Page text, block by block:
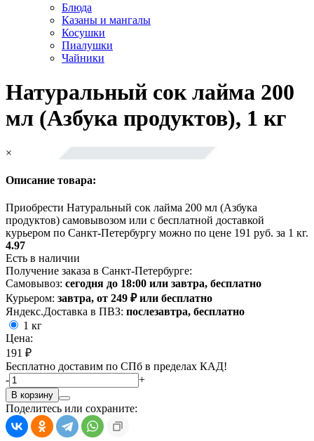
Блюда
Казаны и мангалы
Косушки
Пиалушки
Чайники
Натуральный сок лайма 200
мл (Азбука продуктов), 1 кг
×
Описание товара:
Приобрести Натуральный сок лайма 200 мл (Азбука
продуктов) самовывозом или с бесплатной доставкой
курьером по Санкт-Петербургу можно по цене 191 руб. за 1 кг.
4.97
Есть в наличии
Получение заказа в Санкт-Петербурге:
Самовывоз: сегодня до 18:00 или завтра, бесплатно
Курьером: завтра, от 249 ₽ или бесплатно
Яндекс.Доставка в ПВЗ: послезавтра, бесплатно
1 кг
Цена:
191 ₽
Бесплатно доставим по СПб в пределах КАД!
-
+
В корзину
Поделитесь или сохраните: